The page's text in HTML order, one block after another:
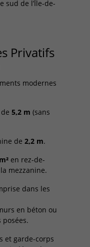
sud de l’Île-de-
Privatifs
modernes
5,2 m (sans
de 2,2 m.
en rez-de-
mezzanine.
dans les
en béton ou
et garde-corps